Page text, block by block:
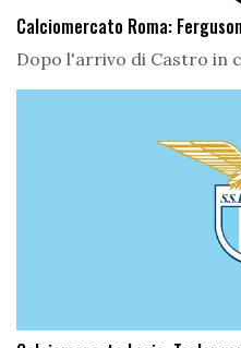
Calciomercato Roma:
Dopo l'arrivo di Castro in